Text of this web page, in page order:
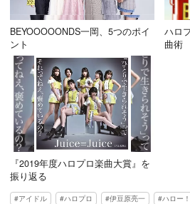
BEYOOOOONDS一岡、5つのポイ
ント
ハロ
曲術
『2019年度ハロプロ楽曲大賞』を
振り返る
アイドル ハロプロ 伊豆原亮一
ハロー